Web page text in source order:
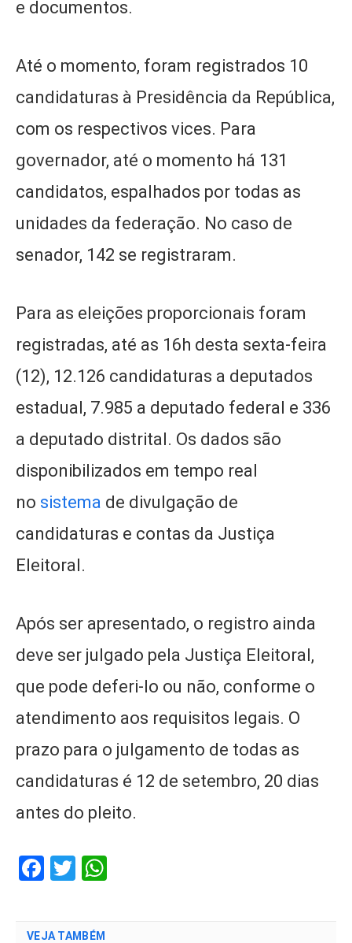
e documentos.
Até o momento, foram registrados 10
candidaturas à Presidência da República,
com os respectivos vices. Para
governador, até o momento há 131
candidatos, espalhados por todas as
unidades da federação. No caso de
senador, 142 se registraram.
Para as eleições proporcionais foram
registradas, até as 16h desta sexta-feira
(12), 12.126 candidaturas a deputados
estadual, 7.985 a deputado federal e 336
a deputado distrital. Os dados são
disponibilizados em tempo real
no sistema de divulgação de
candidaturas e contas da Justiça
Eleitoral.
Após ser apresentado, o registro ainda
deve ser julgado pela Justiça Eleitoral,
que pode deferi-lo ou não, conforme o
atendimento aos requisitos legais. O
prazo para o julgamento de todas as
candidaturas é 12 de setembro, 20 dias
antes do pleito.
Facebook
Twitter
VEJA TAMBÉM